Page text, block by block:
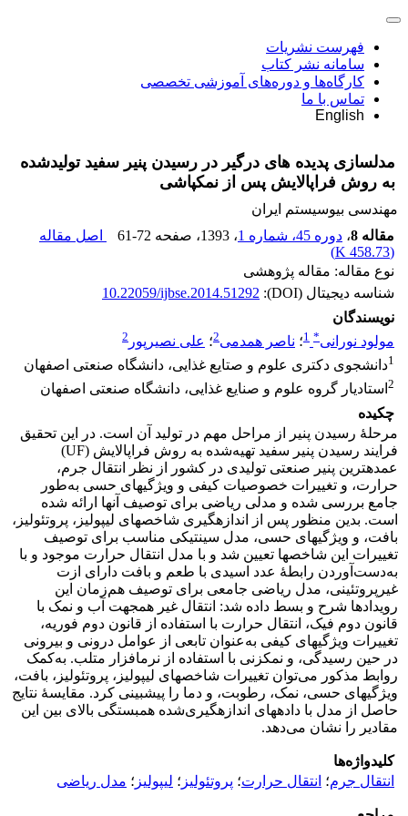
فهرست نشریات
سامانه نشر کتاب
کارگاه‌ها و دوره‌های آموزشی تخصصی
تماس با ما
English
مدل‏سازی پدیده های درگیر در رسیدن پنیر سفید تولید‌شده
به روش فراپالایش پس از نمک‏پاشی
مهندسی بیوسیستم ایران
مقاله 8
، دوره 45، شماره 1 ، 1393 ، صفحه 61-72
اصل مقاله
(
458.73 K
)
نوع مقاله: مقاله پژوهشی
شناسه دیجیتال (DOI):
10.22059/ijbse.2014.51292
نویسندگان
مولود نورانی*
1؛ ناصر همدمی2؛ علی نصیرپور 2
1دانشجوی دکتری علوم و صتایع غذایی، دانشگاه صنعتی اصفهان
2 استادیار گروه علوم و صنایع غذایی، دانشگاه صنعتی اصفهان
چکیده
مرحلۀ رسیدن پنیر از مراحل مهم در تولید آن است. در این تحقیق
فرایند رسیدن پنیر سفید تهیه‌شده به روش فراپالایش (UF)
عمده‏ترین پنیر صنعتی تولیدی در کشور از نظر انتقال جرم،
حرارت، و تغییرات خصوصیات کیفی و ویژگی‏های حسی به‌طور
جامع بررسی شده و مدلی ریاضی برای توصیف آنها ارائه شده
است. بدین منظور پس از اندازه‏گیری شاخص‏های لیپولیز، پروتئولیز،
بافت، و ویژگی‏های حسی، مدل سینتیکی مناسب برای توصیف
تغییرات این شاخص‏ها تعیین شد و با مدل انتقال حرارت موجود و با
به‌دست‌آوردن رابطۀ عدد اسیدی با طعم و بافت دارای ازت
غیرپروتئینی، مدل ریاضی جامعی برای توصیف هم‌زمان این
رویدادها شرح و بسط داده شد: انتقال غیر ‏هم‏جهت آب و نمک با
قانون دوم فیک، انتقال حرارت با استفاده از قانون دوم فوریه،
تغییرات ویژگی‏های کیفی به‌عنوان تابعی از عوامل درونی و بیرونی
در حین رسیدگی، و نمک‏زنی با استفاده از نرم‏افزار متلب. به‌کمک
روابط مذکور می‌توان تغییرات شاخص‏های لیپولیز، پروتئولیز، بافت،
ویژگی‏های حسی، نمک، رطوبت، و دما را پیش‏بینی کرد. مقایسۀ نتایج
حاصل از مدل با داده‏های اندازه‏گیری‌شده همبستگی بالای بین این
مقادیر را نشان می‌دهد.
کلیدواژه‌ها
انتقال جرم؛ انتقال حرارت؛ پروتئولیز ؛ لیپولیز ؛ مدل ریاضی